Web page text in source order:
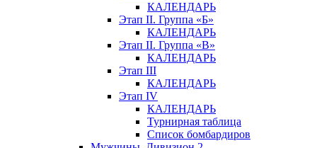
КАЛЕНДАРЬ
Этап II. Группа «Б»
КАЛЕНДАРЬ
Этап II. Группа «В»
КАЛЕНДАРЬ
Этап III
КАЛЕНДАРЬ
Этап IV
КАЛЕНДАРЬ
Турнирная таблица
Список бомбардиров